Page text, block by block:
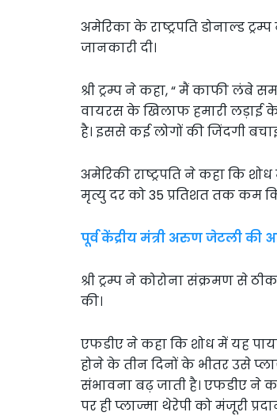
अमेरिका के राष्ट्रपति डोनाल्ड
जानकारी दी।
श्री ट्रम्प ने कहा, “ मैं काफी लंबे
वायरस के खिलाफ हमारी लड़ाई
है। इससे कई लोगों की जिंदगी
अमेरिकी राष्ट्रपति ने कहा कि
मृत्यु दर को 35 प्रतिशत तक कम
पूर्व केंद्रीय मंत्री अरुण जेटली की
श्री ट्रम्प ने कोरोना संक्रमण से
की।
एफडीए ने कहा कि शोध में यह
होने के तीन दिनों के भीतर उसे
संभावना बढ़ जाती है। एफडीए ने
पर ही प्लाज्मा थेरेपी को मंजूरी